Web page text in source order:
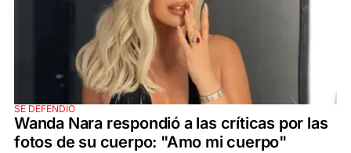
SE DEFENDIÓ
Wanda Nara respondió a las críticas por las
fotos de su cuerpo: "Amo mi cuerpo"